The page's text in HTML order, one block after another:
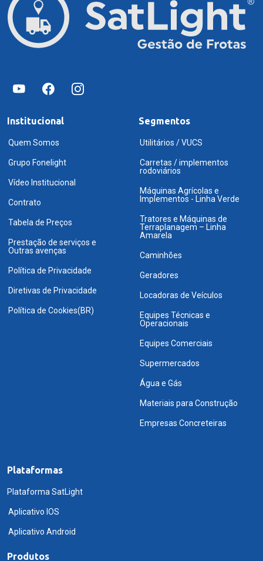
Institucional
Quem Somos
Grupo Fonelight
Vídeo Institucional
Contrato
Tabela de Preços
Prestação de serviços e
Outras avenças
Política de Privacidade
Diretivas de Privacidade
Política de Cookies(BR)
Segmentos
Utilitários / VUCS
Carretas / implementos
rodoviários
Máquinas Agrícolas e
Implementos - Linha Verde
Tratores e Máquinas de
Terraplanagem – Linha
Amarela
Caminhões
Geradores
Locadoras de Veículos
Equipes Técnicas e
Operacionais
Equipes Comerciais
Supermercados
Água e Gás
Materiais para Construção
Empresas Concreteiras
Plataformas
Plataforma SatLight
Aplicativo IOS
Aplicativo Android
Produtos